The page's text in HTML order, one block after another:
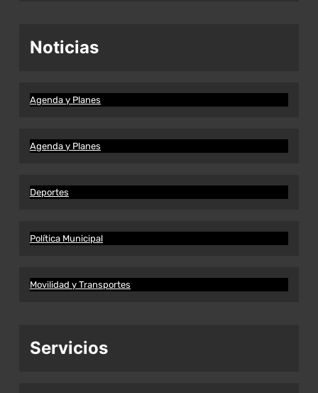
Noticias
Agenda y Planes
Agenda y Planes
Deportes
Política Municipal
Movilidad y Transportes
Servicios